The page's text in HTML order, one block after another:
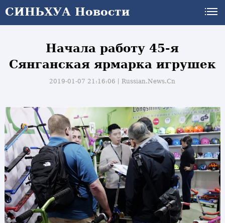
СИНЬХУА Новости
Начала работу 45-я
Сянганская ярмарка игрушек
2019-01-07 21:16:06丨Russian.News.Cn